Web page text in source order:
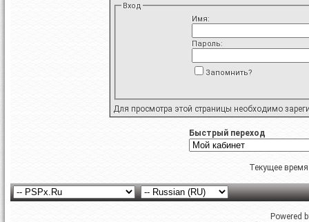
Вход
Имя:
Пароль:
Запомнить?
Для просмотра этой страницы необходимо
Быстрый переход
Текущее
Powered